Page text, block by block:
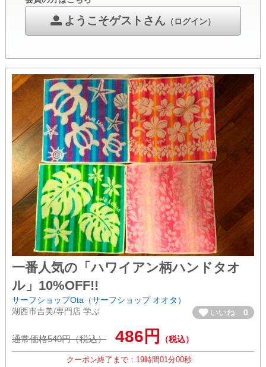
ようこそゲストさん（ログイン）
一番人気の「ハワイアン柄ハンドタオ
ル」10%OFF!!
サーフショップOta（サーフショップ オオタ）
湖西市吉美/専門店 学ぶ
いいね0
通常価格540円（税込） 486円 （税込）
クーポン終了まで： 19時間00分59秒